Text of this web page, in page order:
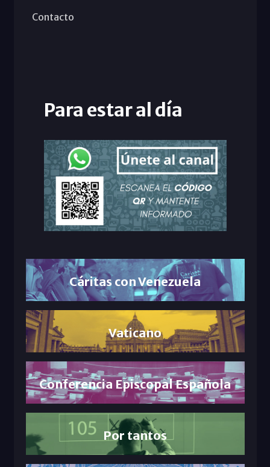
Contacto
Para estar al día
Cáritas con Venezuela
Vaticano
Conferencia Episcopal Española
Por tantos